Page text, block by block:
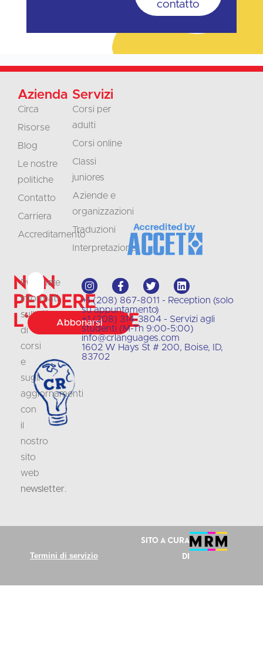
contatto
Non
perdere
l'occasione
Rimanete
informati
sull'offerta
di
corsi
e
sugli
aggiornamenti
con
il
nostro
sito
web
newsletter.
Abbonarsi
+1 (208) 867-8011 - Reception (solo
su appuntamento)
+1 (208) 314-3804 - Servizi agli
studenti (M-Th 9:00-5:00)
info@crlanguages.com
1602 W Hays St # 200, Boise, ID,
83702
Azienda
Circa
Risorse
Blog
Le nostre
politiche
Contatto
Carriera
Accreditamento
Servizi
Corsi per
adulti
Corsi online
Classi
juniores
Aziende e
organizzazioni
Traduzioni
Interpretazione
Termini di servizio
Sito a cura
di